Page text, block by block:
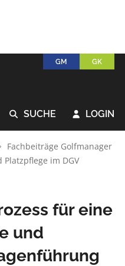
GM GK
 SUCHE  LOGIN
Fachbeiträge Golfmanager
Platzpflege im DGV
für eine
und